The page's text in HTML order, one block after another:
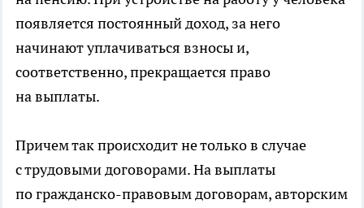
появляется постоянный доход, за него
начинают уплачиваться взносы и,
соответственно, прекращается право
на выплаты.
Причем так происходит не только в случае
с трудовыми договорами. На выплаты
по гражданско-правовым договорам, авторским